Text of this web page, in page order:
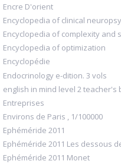
Encre D'orient
Encyclopedia of clinical
Encyclopedia of complexity and
Encyclopedia of optimization
Encyclopédie
Endocrinology e-dition. 3 vols
english in mind level 2 teacher's
Entreprises
Environs de Paris , 1/100000
Ephéméride 2011
Ephéméride 2011 Les dessous
Ephéméride 2011 Monet